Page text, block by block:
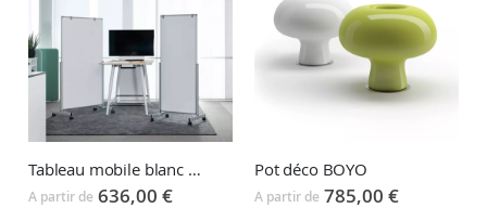
Tableau mobile blanc MAULSOLID EASY2MOVE
A partir de 636,00 €
Pot déco BOYO
A partir de 785,00 €